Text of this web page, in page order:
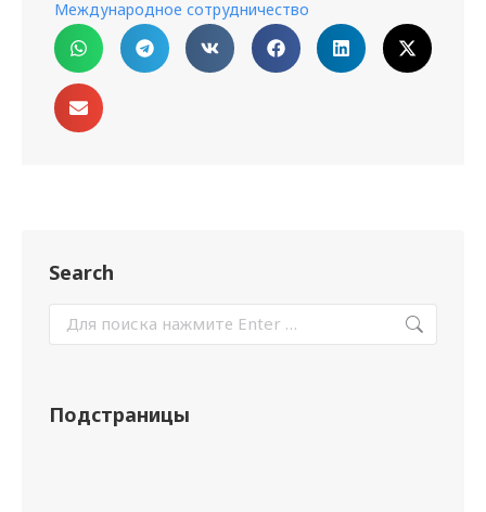
Международное сотрудничество
Search
Подстраницы